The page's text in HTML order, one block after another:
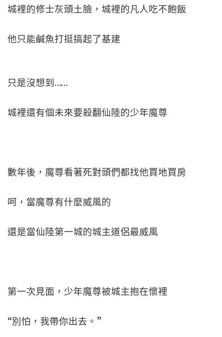
城裡的修士灰頭土臉，城裡的凡人吃不飽飯
他只能鹹魚打挺搞起了基建
只是沒想到……
城裡還有個未來要殺翻仙陸的少年魔尊
數年後，魔尊看著死對頭們都找他買地買房
呵，當魔尊有什麼威風的
還是當仙陸第一城的城主道侶最威風
第一次見面，少年魔尊被城主抱在懷裡
“別怕，我帶你出去。”